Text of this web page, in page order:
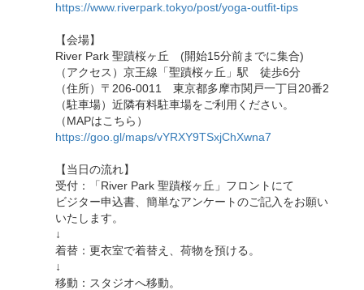
https://www.riverpark.tokyo/post/yoga-outfit-tips
【会場】
River Park 聖蹟桜ヶ丘 (開始15分前までに集合)
（アクセス）京王線「聖蹟桜ヶ丘」駅 徒歩6分
（住所）〒206-0011 東京都多摩市関戸一丁目20番2
（駐車場）近隣有料駐車場をご利用ください。
（MAPはこちら）
https://goo.gl/maps/vYRXY9TSxjChXwna7
【当日の流れ】
受付：「River Park 聖蹟桜ヶ丘」フロントにて
ビジター申込書、簡単なアンケートのご記入をお願い
いたします。
↓
着替：更衣室で着替え、荷物を預ける。
↓
移動：スタジオへ移動。